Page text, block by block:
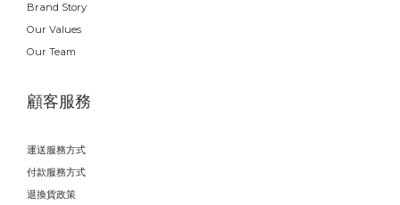
Brand Story
Our Values
Our Team
顧客服務
運送服務方式
付款服務方式
退換貨政策